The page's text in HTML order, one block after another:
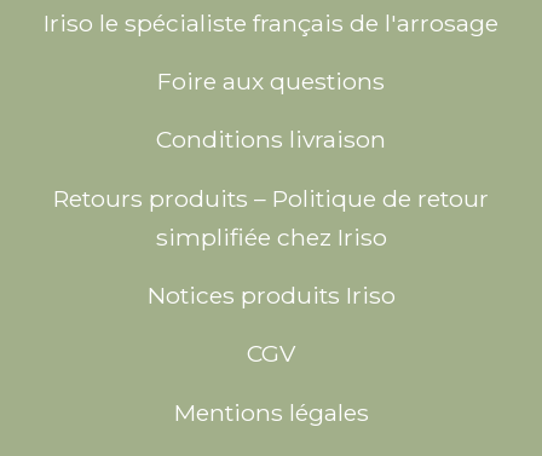
Iriso le spécialiste français de l'arrosage
Foire aux questions
Conditions livraison
Retours produits – Politique de retour
simplifiée chez Iriso
Notices produits Iriso
CGV
Mentions légales